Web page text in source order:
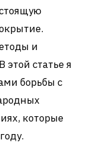
и
этой статье я
борьбы с
которые